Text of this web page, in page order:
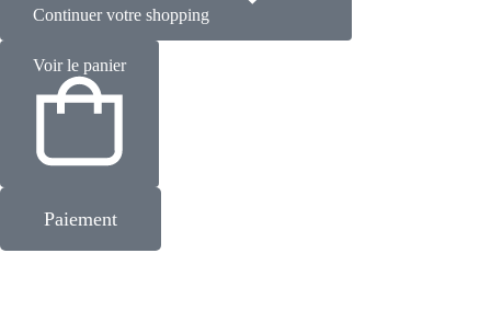
Continuer votre shopping
Voir le panier
Paiement